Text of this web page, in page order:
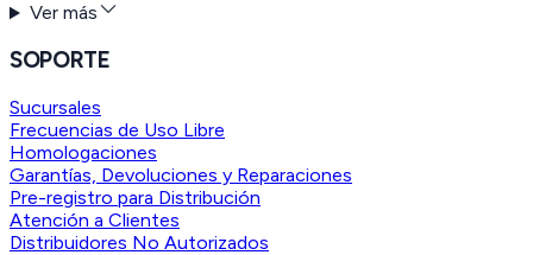
Ver más
SOPORTE
Sucursales
Frecuencias de Uso Libre
Homologaciones
Garantías, Devoluciones y Reparaciones
Pre-registro para Distribución
Atención a Clientes
Distribuidores No Autorizados